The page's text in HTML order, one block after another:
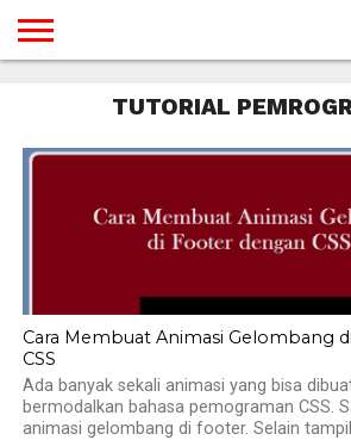
TUTORIAL
TUTORIAL
TUTORIAL
ANDROID
TUTORIAL
TUTORIAL
YOUTUBE
TUTORIAL
INTERNET
TUTORIAL
WINDOWS
TUTORIAL
TUTORIAL
MACINTOSH
TUTORIAL
MESSENGER
TUTORIAL
BLOGSPOT
TUTORIAL
WORDPRESS
TUTORIAL
PEMROGRAMAN
TUTORIAL
TUTORIALTUTORIAL
Cara Membuat Animasi Gelombang
CSS
Ada banyak sekali animasi yang bisa
bermodalkan bahasa pemograman CSS.
animasi gelombang di footer. Selain